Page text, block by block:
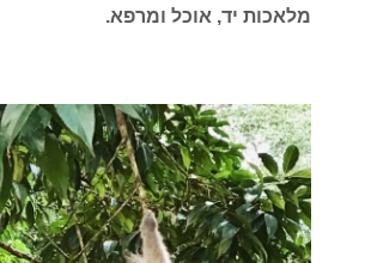
מלאכות יד, אוכל ומרפא.